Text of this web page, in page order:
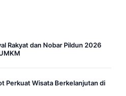
Rakyat dan Nobar Pildun 2026
Perkuat Wisata Berkelanjutan di